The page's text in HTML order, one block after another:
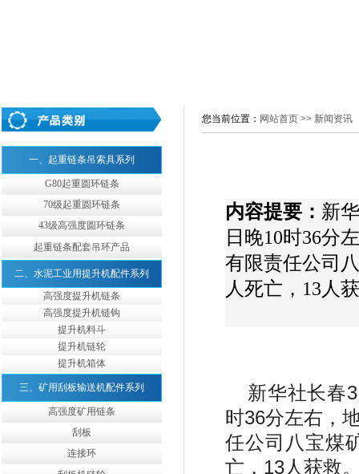
一、起重链条吊索具系列
G80起重圆环链条
70级起重圆环链条
43级高强度圆环链条
起重链条配套吊环产品
二、水泥工业用提升机配件系列
高强度提升机链条
高强度提升机链钩
提升机料斗
提升机链轮
提升机箱体
三、矿用刮板输送机配件系列
高强度矿用链条
刮板
连接环
您当前位置： 网站首页 >> 新闻资讯
内容提要： 新
日晚10时36分
有限责任公司
人死亡，13人
新华社长春
时36分左右，
任公司八宝煤
亡，13人获救